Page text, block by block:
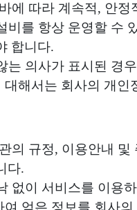
에 따라 계속적, 안
비를 항상 운영할 수
합니다.
는 의사가 표시된 경
해서는 회사의 개인
의 규정, 이용안내
다.
없이 서비스를 이용
얻은 정보를 회사